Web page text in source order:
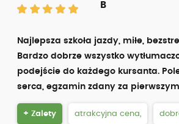
B
Najlepsza szkoła jazdy, miłe,
Bardzo dobrze wszystko
podejście do każdego kursanta.
serca, egzamin zdany za
+ Zalety atrakcyjna cena,